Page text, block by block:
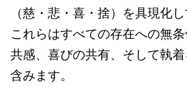
（慈・悲・喜・捨）を具現化し
これらはすべての存在への無
共感、喜びの共有、そして執
含みます。